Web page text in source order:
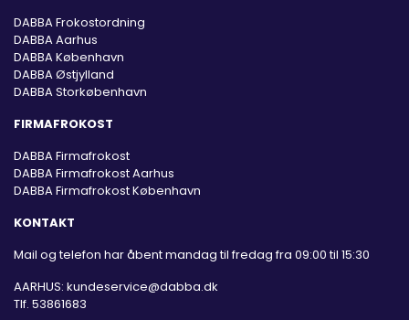
DABBA Frokostordning
DABBA Aarhus
DABBA København
DABBA Østjylland
DABBA Storkøbenhavn
FIRMAFROKOST
DABBA Firmafrokost
DABBA Firmafrokost Aarhus
DABBA Firmafrokost København
KONTAKT
Mail og telefon har åbent mandag til fredag fra 09:00 til 15:30
AARHUS: kundeservice@dabba.dk
Tlf. 53861683